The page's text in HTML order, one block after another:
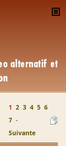
1 2 3 4 5 6
7
Suivante